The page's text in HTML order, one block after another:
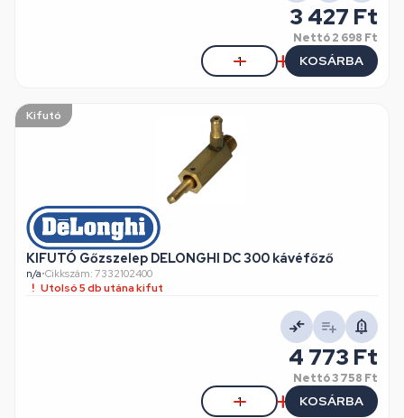
3 427 Ft
Nettó2 698 Ft
KOSÁRBA
Kifutó
KIFUTÓ Gőzszelep DELONGHI DC 300 kávéfőző
n/a•Cikkszám: 7332102400
Utolsó 5 db utána kifut
4 773 Ft
Nettó3 758 Ft
KOSÁRBA